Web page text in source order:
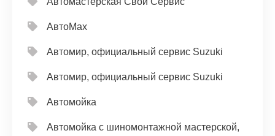
АвтоМах
Автомир, официальный сервис Suzuki
Автомир, официальный сервис Suzuki
Автомойка
Автомойка с шиномонтажной мастерской,